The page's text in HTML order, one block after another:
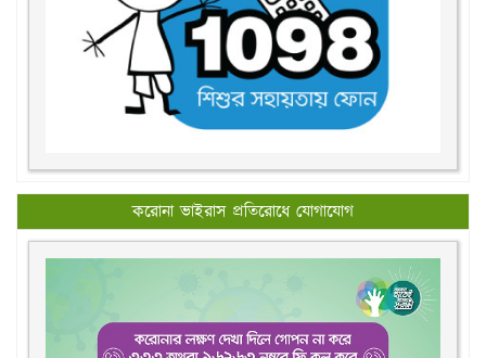
করোনা ভাইরাস প্রতিরোধে যোগাযোগ